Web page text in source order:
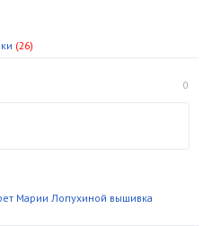
(26)
0
Марии Лопухиной вышивка